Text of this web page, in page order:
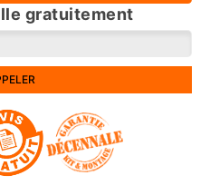
gratuitement